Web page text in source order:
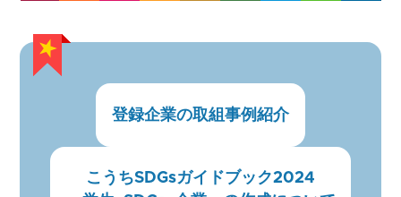
登録企業の取組事例紹介
こうちSDGsガイドブック2024